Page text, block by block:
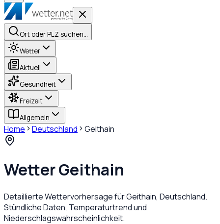
Ort oder PLZ suchen…
Wetter
Aktuell
Gesundheit
Freizeit
Allgemein
Home Deutschland Geithain
WetterGeithain
Detaillierte Wettervorhersage fürGeithain, Deutschland.
Stündliche Daten, Temperaturtrend und
Niederschlagswahrscheinlichkeit.